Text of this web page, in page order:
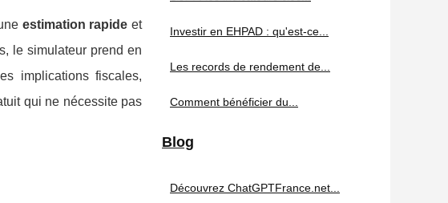
estimation rapide et
le simulateur prend en
implications fiscales,
qui ne nécessite pas
Investir en EHPAD : qu'est-ce...
Les records de rendement de...
Comment bénéficier du...
Blog
Découvrez ChatGPTFrance.net...